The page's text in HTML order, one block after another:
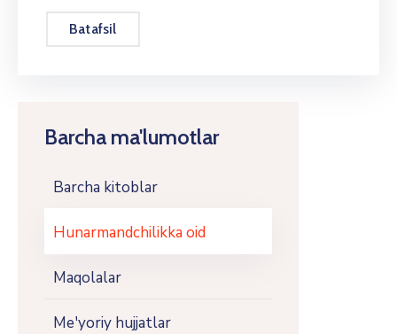
Barcha ma'lumotlar
Barcha kitoblar
Hunarmandchilikka oid
Maqolalar
Me'yoriy hujjatlar
Batafsil